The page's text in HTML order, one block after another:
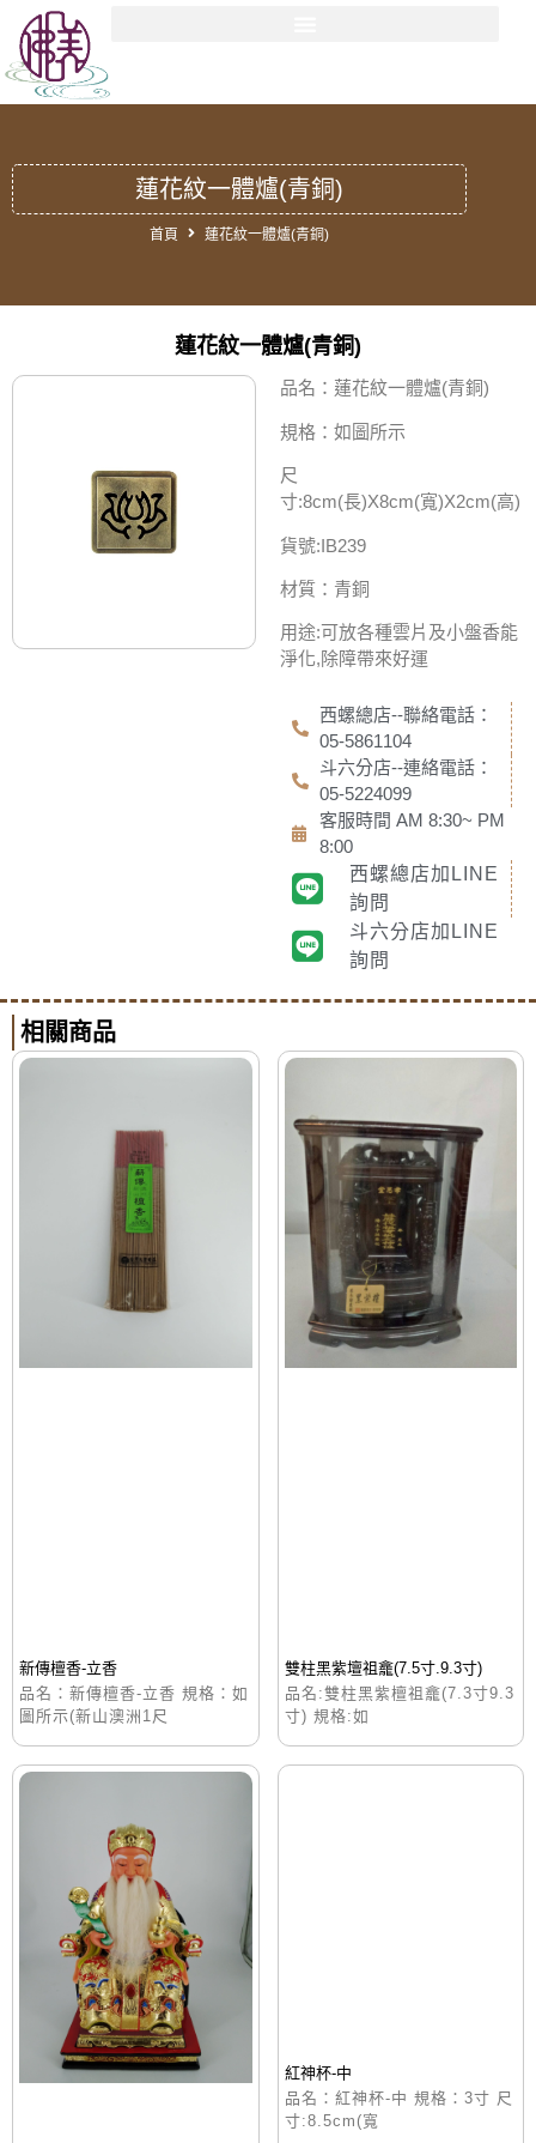
蓮花紋一體爐(青銅)
首頁 蓮花紋一體爐(青銅)
蓮花紋一體爐(青銅)
品名：蓮花紋一體爐(青銅)
規格：如圖所示
尺
寸:8cm(長)X8cm(寬)X2cm(高)
貨號:IB239
材質：青銅
用途:可放各種雲片及小盤香能
淨化,除障帶來好運
西螺總店--聯絡電話：
05-5861104
斗六分店--連絡電話：
05-5224099
客服時間 AM 8:30~ PM
8:00
西螺總店加LINE
詢問
斗六分店加LINE
詢問
相關商品
新傳檀香-立香
品名：新傳檀香-立香 規格：如
圖所示(新山澳洲1尺
雙柱黑紫壇祖龕(7.5寸.9.3寸)
品名:雙柱黑紫檀祖龕(7.3寸9.3
寸) 規格:如
紅神杯-中
品名：紅神杯-中 規格：3寸 尺
寸:8.5cm(寬